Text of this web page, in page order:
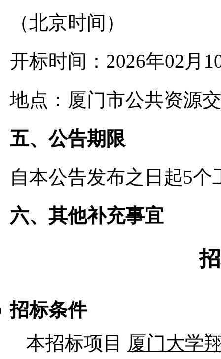
（北京时间）
开标时间：2026年02月
地点：厦门市公共资源
五、公告期限
自本公告发布之日起5个
六、其他补充事宜
招标条件
本招标项目 厦门大学